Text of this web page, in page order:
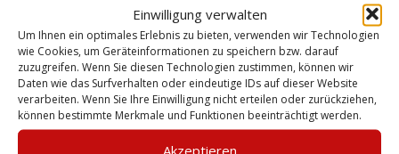
Einwilligung verwalten
Um Ihnen ein optimales Erlebnis zu bieten, verwenden wir Technologien
wie Cookies, um Geräteinformationen zu speichern bzw. darauf
zuzugreifen. Wenn Sie diesen Technologien zustimmen, können wir
Daten wie das Surfverhalten oder eindeutige IDs auf dieser Website
verarbeiten. Wenn Sie Ihre Einwilligung nicht erteilen oder zurückziehen,
können bestimmte Merkmale und Funktionen beeinträchtigt werden.
Akzeptieren